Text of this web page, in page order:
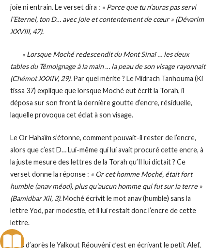
joie ni entrain. Le verset dira : « Parce que tu n’auras pas servi
l’Eternel, ton D… avec joie et contentement de cœur » (Dévarim
XXVIII, 47).
« Lorsque Moché redescendit du Mont Sinaï … les deux
tables du Témoignage à la main … la peau de son visage rayonnait
(Chémot XXXIV, 29).Par quel mérite ? Le Midrach Tanhouma (Ki
tissa 37) explique que lorsque Moché eut écrit la Torah, il
déposa sur son front la dernière goutte d’encre, résiduelle,
laquelle provoqua cet éclat à son visage.
Le Or Hahaïm s’étonne, comment pouvait-il rester de l’encre,
alors que c’est D… Lui-même qui lui avait procuré cette encre, à
la juste mesure des lettres de la Torah qu’Il lui dictait ? Ce
verset donne la réponse : « Or cet homme Moché, était fort
humble (anav méod), plus qu’aucun homme qui fut sur la terre »
(Bamidbar Xii, 3).Moché écrivit le mot anav (humble) sans la
lettre Yod, par modestie, et il lui restait donc l’encre de cette
lettre.
Mais d’après le Yalkout Réouvéni c’est en écrivant le petit Alef,